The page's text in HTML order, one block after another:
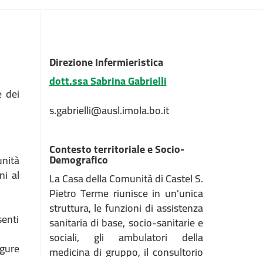
dei
al
Direzione Infermieristica
dott.ssa Sabrina Gabrielli
s.gabrielli@ausl.imola.bo.it
Contesto territoriale e Socio-
Demografico
La Casa della Comunità di Castel S.
Pietro Terme riunisce in un'unica
struttura, le funzioni di assistenza
sanitaria di base, socio-sanitarie e
sociali, gli ambulatori della
medicina di gruppo, il consultorio